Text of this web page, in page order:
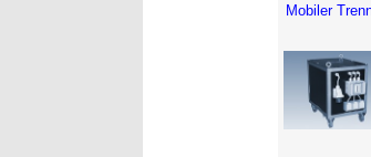
Mobiler